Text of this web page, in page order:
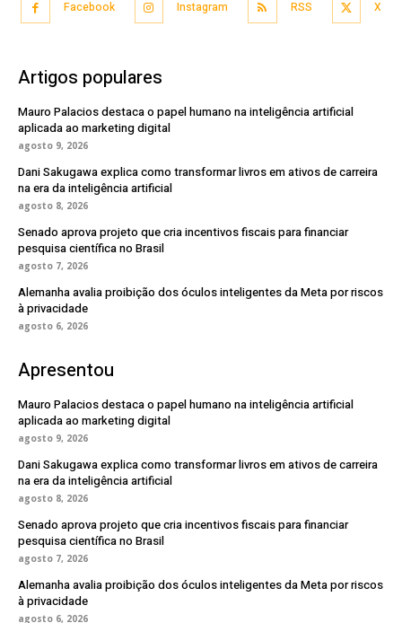
Facebook Instagram RSS X
Artigos populares
Mauro Palacios destaca o papel humano na inteligência artificial
aplicada ao marketing digital
agosto 9, 2026
Dani Sakugawa explica como transformar livros em ativos de carreira
na era da inteligência artificial
agosto 8, 2026
Senado aprova projeto que cria incentivos fiscais para financiar
pesquisa científica no Brasil
agosto 7, 2026
Alemanha avalia proibição dos óculos inteligentes da Meta por riscos
à privacidade
agosto 6, 2026
Apresentou
Mauro Palacios destaca o papel humano na inteligência artificial
aplicada ao marketing digital
agosto 9, 2026
Dani Sakugawa explica como transformar livros em ativos de carreira
na era da inteligência artificial
agosto 8, 2026
Senado aprova projeto que cria incentivos fiscais para financiar
pesquisa científica no Brasil
agosto 7, 2026
Alemanha avalia proibição dos óculos inteligentes da Meta por riscos
à privacidade
agosto 6, 2026